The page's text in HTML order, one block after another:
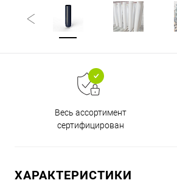
Весь ассортимент
сертифицирован
ХАРАКТЕРИСТИКИ